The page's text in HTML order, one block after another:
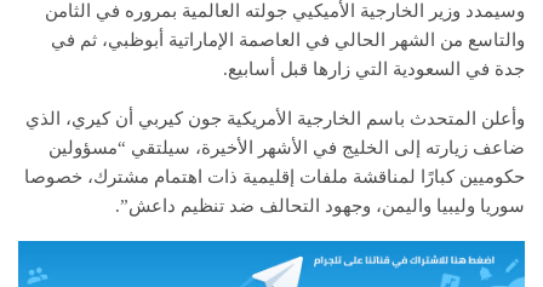
وسيمدد وزير الخارجية الأميكيي جولته العالمية بمروره في الثامن
والتاسع من الشهر الحالي في العاصمة الإماراتية أبوظبي، ثم في
جدة في السعودية التي زارها قبل أسابيع.
وأعلن المتحدث باسم الخارجية الأمريكية جون كيربي أن كيري، الذي
ضاعف زيارته إلى الخليج في الأشهر الأخيرة، سيلتقي “مسؤولين
حكوميين كبارًا لمناقشة ملفات إقليمية ذات اهتمام مشترك، خصوصا
سوريا وليبيا واليمن، وجهود التحالف ضد تنظيم داعش”.